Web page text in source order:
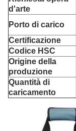
d'arte
Porto di carico
Certificazione
Codice HSC
Origine della
produzione
Quantità di
caricamento